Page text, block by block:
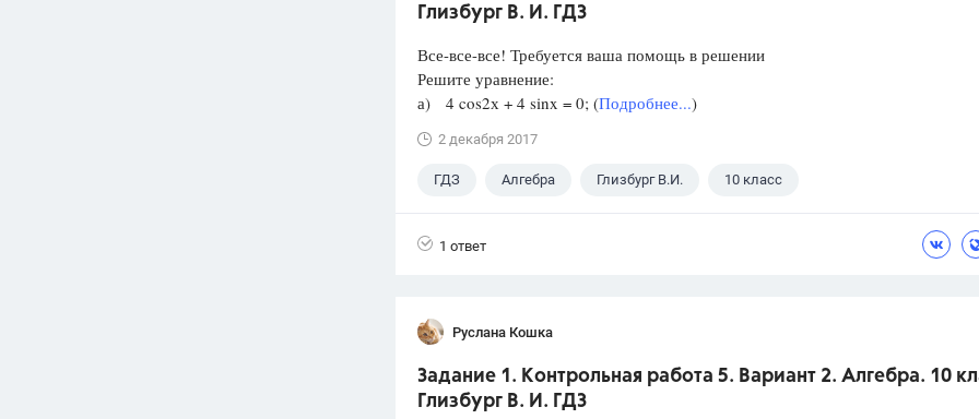
Глизбург В. И. ГДЗ
Все-все-все! Требуется ваша помощь в решении
Решите уравнение:
а) 4 cos2х + 4 sinx = 0; (Подробнее...)
2 декабря 2017
ГДЗ Алгебра Глизбург В.И. 10 класс
1 ответ
Руслана Кошка
Задание 1. Контрольная работа 5. Вариант 2. Алгебра. 10
Глизбург В. И. ГДЗ